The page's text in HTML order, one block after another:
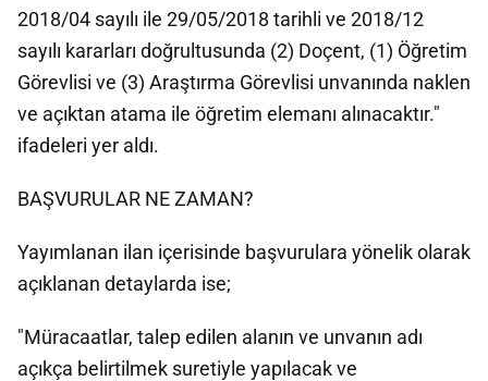
2018/04 sayılı ile 29/05/2018 tarihli ve 2018/12
sayılı kararları doğrultusunda (2) Doçent, (1) Öğretim
Görevlisi ve (3) Araştırma Görevlisi unvanında naklen
ve açıktan atama ile öğretim elemanı alınacaktır."
ifadeleri yer aldı.
BAŞVURULAR NE ZAMAN?
Yayımlanan ilan içerisinde başvurulara yönelik olarak
açıklanan detaylarda ise;
"Müracaatlar, talep edilen alanın ve unvanın adı
açıkça belirtilmek suretiyle yapılacak ve